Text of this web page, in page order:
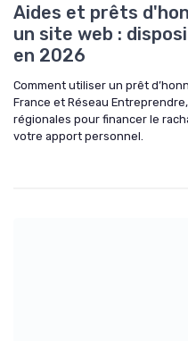
Aides et prêts
un site web :
en 2026
Comment utiliser un prêt
France et Réseau
régionales pour financer le
votre apport personnel.